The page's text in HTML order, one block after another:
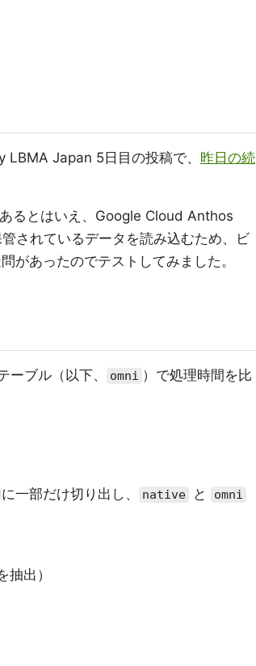
Japan 5日目の投稿で、 昨日の続
るとはいえ、Google Cloud Anthos
されているデータを読み込むため、ビ
があったのでテストしてみました。
ーブル（以下、 omni ）で処理時間を比
一部だけ切り出し、 native と omni
出）